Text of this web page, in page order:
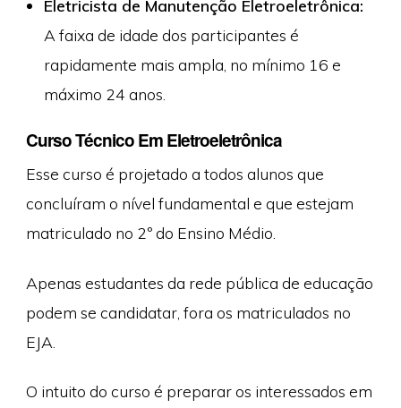
Eletricista de Manutenção Eletroeletrônica:
A faixa de idade dos participantes é
rapidamente mais ampla, no mínimo 16 e
máximo 24 anos.
Curso Técnico Em Eletroeletrônica
Esse curso é projetado a todos alunos que
concluíram o nível fundamental e que estejam
matriculado no 2º do Ensino Médio.
Apenas estudantes da rede pública de educação
podem se candidatar, fora os matriculados no
EJA.
O intuito do curso é preparar os interessados em